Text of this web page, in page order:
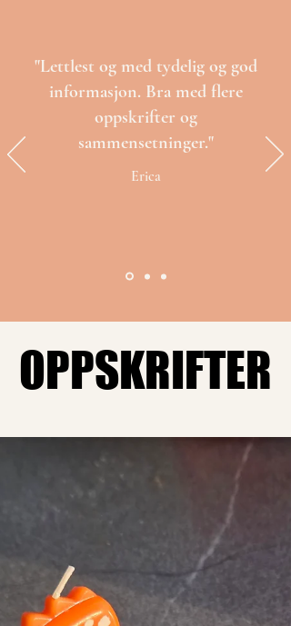
"Lettlest og med tydelig og god
informasjon. Bra med flere
oppskrifter og
sammensetninger."
Erica
OPPSKRIFTER
OPPSKRIFTER